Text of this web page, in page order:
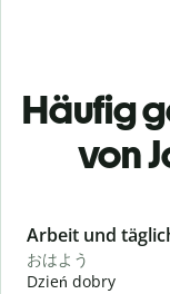
Häufig
von
Slide 1 of 6
Arbeit und
おはよう
Dzień dobry